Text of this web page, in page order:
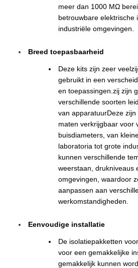
meer dan 1000 MΩ
betrouwbare elektrische
industriële omgevingen.
Breed toepasbaarheid
Deze kits zijn zeer
gebruikt in een
en toepassingen.zij zijn
verschillende soorten
van apparatuurDeze
maten verkrijgbaar voor
buisdiameters, van
laboratoria tot grote
kunnen verschillende
weerstaan, drukniveaus
omgevingen, waardoor
aanpassen aan
werkomstandigheden.
Eenvoudige installatie
De isolatiepakketten
voor een gemakkelijke
gemakkelijk kunnen